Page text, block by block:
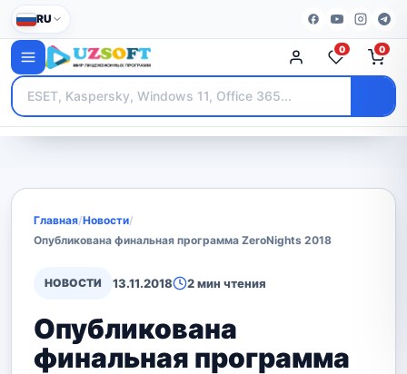
RU
0 0
Главная/Новости/
Опубликована финальная программа ZeroNights 2018
НОВОСТИ 13.11.2018 2 мин чтения
Опубликована
финальная программа